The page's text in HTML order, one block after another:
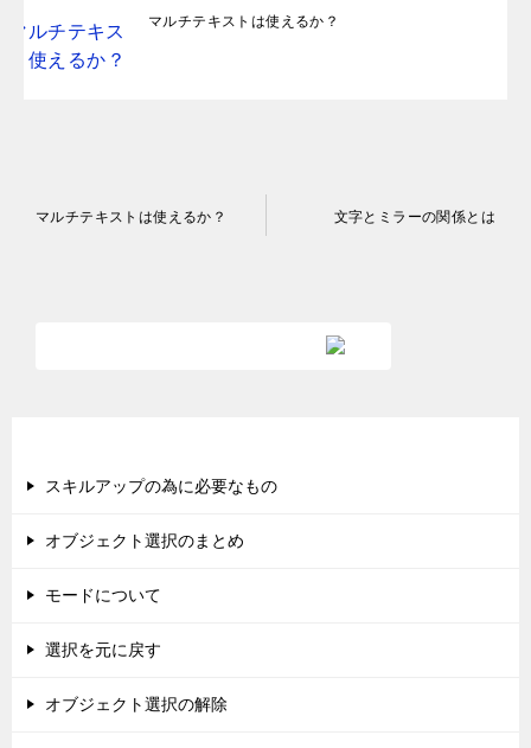
マルチテキストは使えるか？
ョ
マルチテキストは使えるか？ 文字とミラーの関係とは
スキルアップの為に必要なもの
オブジェクト選択のまとめ
モードについて
選択を元に戻す
オブジェクト選択の解除